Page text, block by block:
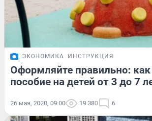
ЭКОНОМИКА ИНСТРУКЦИЯ
Оформляйте правильно:
пособие на детей от 3 до 7
26 мая, 2020, 09:00 19 380 6